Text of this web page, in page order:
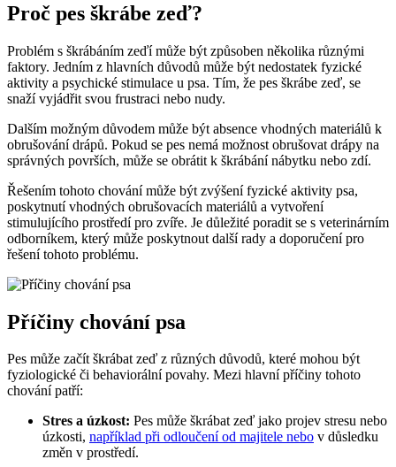
Proč pes škrábe zeď?
Problém s škrábáním zeďí může být způsoben několika různými
faktory. Jedním z hlavních důvodů může být nedostatek fyzické
aktivity a psychické stimulace u psa. Tím, že pes škrábe zeď, se
snaží vyjádřit svou frustraci nebo nudy.
Dalším možným důvodem může být absence vhodných materiálů k
obrušování drápů. Pokud se pes nemá možnost obrušovat drápy na
správných površích, může se obrátit k škrábání nábytku nebo zdí.
Řešením tohoto chování může být zvýšení fyzické aktivity psa,
poskytnutí vhodných obrušovacích materiálů a vytvoření
stimulujícího prostředí pro zvíře. Je důležité poradit se s veterinárním
odborníkem, který může poskytnout další rady a doporučení pro
řešení tohoto problému.
Příčiny chování psa
Pes může začít škrábat zeď z různých důvodů, které mohou být
fyziologické či behaviorální povahy. Mezi hlavní příčiny tohoto
chování patří:
Stres a úzkost: Pes může škrábat zeď jako projev stresu nebo
úzkosti, například při odloučení od majitele nebo v důsledku
změn v prostředí.